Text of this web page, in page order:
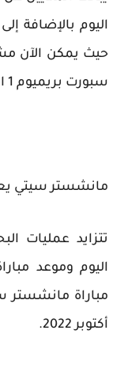
اليوم بالإضافة
حيث يمكن الآن
سبورت بريميوم 1 ابتداءً من الساعة 4 مساءً.
مانشستر سيتي
تتزايد عمليات
اليوم وموعد
أكتوبر 2022.